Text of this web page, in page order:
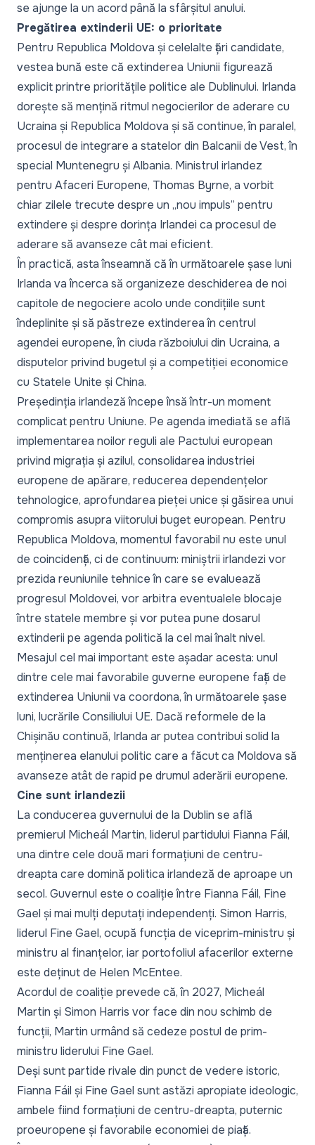
se ajunge la un acord până la sfârșitul anului.
Pregătirea extinderii UE: o prioritate
Pentru Republica Moldova și celelalte țări candidate,
vestea bună este că extinderea Uniunii figurează
explicit printre prioritățile politice ale Dublinului. Irlanda
dorește să mențină ritmul negocierilor de aderare cu
Ucraina și Republica Moldova și să continue, în paralel,
procesul de integrare a statelor din Balcanii de Vest, în
special Muntenegru și Albania. Ministrul irlandez
pentru Afaceri Europene, Thomas Byrne, a vorbit
chiar zilele trecute despre un „nou impuls” pentru
extindere și despre dorința Irlandei ca procesul de
aderare să avanseze cât mai eficient.
În practică, asta înseamnă că în următoarele șase luni
Irlanda va încerca să organizeze deschiderea de noi
capitole de negociere acolo unde condițiile sunt
îndeplinite și să păstreze extinderea în centrul
agendei europene, în ciuda războiului din Ucraina, a
disputelor privind bugetul și a competiției economice
cu Statele Unite și China.
Președinția irlandeză începe însă într-un moment
complicat pentru Uniune. Pe agenda imediată se află
implementarea noilor reguli ale Pactului european
privind migrația și azilul, consolidarea industriei
europene de apărare, reducerea dependențelor
tehnologice, aprofundarea pieței unice și găsirea unui
compromis asupra viitorului buget european. Pentru
Republica Moldova, momentul favorabil nu este unul
de coincidență, ci de continuum: miniștrii irlandezi vor
prezida reuniunile tehnice în care se evaluează
progresul Moldovei, vor arbitra eventualele blocaje
între statele membre și vor putea pune dosarul
extinderii pe agenda politică la cel mai înalt nivel.
Mesajul cel mai important este așadar acesta: unul
dintre cele mai favorabile guverne europene față de
extinderea Uniunii va coordona, în următoarele șase
luni, lucrările Consiliului UE. Dacă reformele de la
Chișinău continuă, Irlanda ar putea contribui solid la
menținerea elanului politic care a făcut ca Moldova să
avanseze atât de rapid pe drumul aderării europene.
Cine sunt irlandezii
La conducerea guvernului de la Dublin se află
premierul Micheál Martin, liderul partidului Fianna Fáil,
una dintre cele două mari formațiuni de centru-
dreapta care domină politica irlandeză de aproape un
secol. Guvernul este o coaliție între Fianna Fáil, Fine
Gael și mai mulți deputați independenți. Simon Harris,
liderul Fine Gael, ocupă funcția de viceprim-ministru și
ministru al finanțelor, iar portofoliul afacerilor externe
este deținut de Helen McEntee.
Acordul de coaliție prevede că, în 2027, Micheál
Martin și Simon Harris vor face din nou schimb de
funcții, Martin urmând să cedeze postul de prim-
ministru liderului Fine Gael.
Deși sunt partide rivale din punct de vedere istoric,
Fianna Fáil și Fine Gael sunt astăzi apropiate ideologic,
ambele fiind formațiuni de centru-dreapta, puternic
proeuropene și favorabile economiei de piață.